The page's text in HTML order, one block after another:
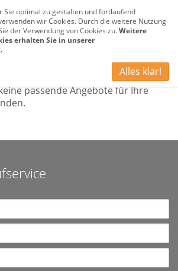
passende Angebote für Ihre
Sie optimal zu gestalten und fortlaufend
wir Cookies. Durch die weitere Nutzung
der Verwendung von Cookies zu.Weitere
erhalten Sie in unserer
.
Alles klar!